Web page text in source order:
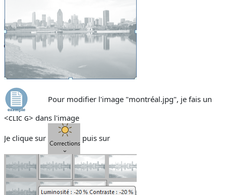
Pour modifier l'image "montréal.jpg", je fais un
<clic g> dans l'image
Je clique sur puis sur